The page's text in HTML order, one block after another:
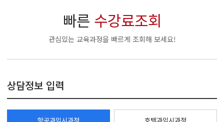
빠른 수강료조회
관심있는 교육과정을 빠르게 조회해 보세요!
상담정보 입력